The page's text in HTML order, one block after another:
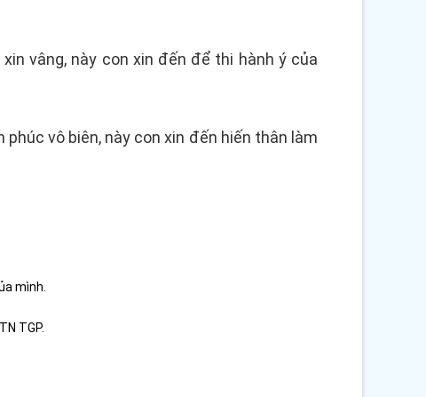
vâng, này con xin đến để thi hành ý của
vô biên, này con xin đến hiến thân làm
mình.
TGP.